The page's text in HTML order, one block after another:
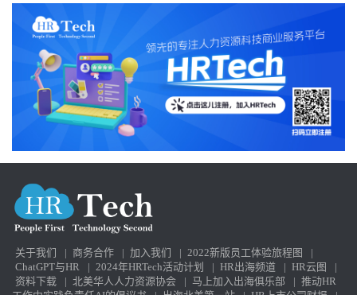
关于我们 | 商务合作 | 加入我们 | 2022新版员工体验旅程图
|
ChatGPT与HR
| 2024年HRTech活动计划 | HR出海频道 | HR云图
|
资料下载
| 北美华人人力资源协会 | 马上加入出海俱乐部 | 推动HR